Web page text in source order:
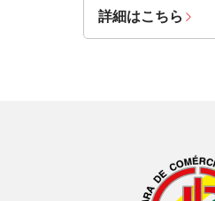
詳細はこちら